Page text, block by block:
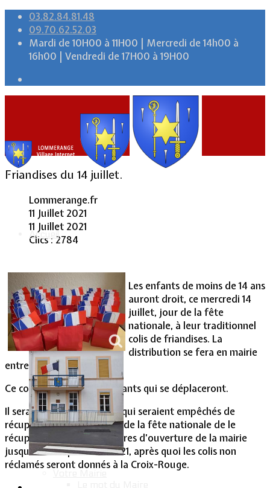
03.82.84.81.48
09.70.62.52.03
Mardi de 10H00 à 11H00 | Mercredi de 14h00 à
16h00 | Vendredi de 17H00 à 19H00
Accueil
Vie Municipale
Friandises du 14 juillet.
Lommerange.fr
11 Juillet 2021
11 Juillet 2021
Clics : 2784
Les enfants de moins de 14 ans
auront droit, ce mercredi 14
juillet, jour de la fête
nationale, à leur traditionnel
colis de friandises. La
distribution se fera en mairie
entre 10 h 00 et 11 h 30.
Ce colis sera remis aux enfants qui se déplaceront.
Il sera loisible aux enfants qui seraient empêchés de
récupérer leur colis le jour de la fête nationale de le
récupérer aux jours et heures d’ouverture de la mairie
jusqu‘au 10 septembre 2021, après quoi les colis non
réclamés seront donnés à la Croix-Rouge.